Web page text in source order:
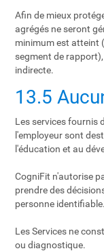
Afin de mieux
agrégés ne seront
minimum est atteint
segment de
indirecte.
13.5
Les services fournis
l'employeur sont
l'éducation et au
CogniFit n'autorise
prendre des
personne identifiable.
Les Services ne
ou diagnostique.